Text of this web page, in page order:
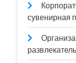
сувенирная